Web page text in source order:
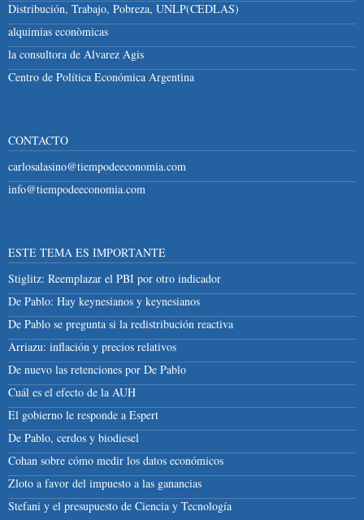
Distribución, Trabajo, Pobreza, UNLP(CEDLAS)
alquimias econòmicas
la consultora de Alvarez Agis
Centro de Política Económica Argentina
CONTACTO
carlosalasino@tiempodeeconomia.com
info@tiempodeeconomia.com
ESTE TEMA ES IMPORTANTE
Stiglitz: Reemplazar el PBI por otro indicador
De Pablo: Hay keynesianos y keynesianos
De Pablo se pregunta si la redistribución reactiva
Arriazu: inflación y precios relativos
De nuevo las retenciones por De Pablo
Cuál es el efecto de la AUH
El gobierno le responde a Espert
De Pablo, cerdos y biodiesel
Cohan sobre cómo medir los datos económicos
Zloto a favor del impuesto a las ganancias
Stefani y el presupuesto de Ciencia y Tecnología